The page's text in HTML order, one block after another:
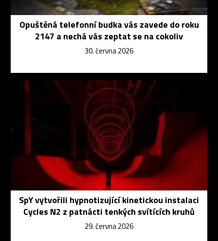
Opuštěná telefonní budka vás zavede do roku
2147 a nechá vás zeptat se na cokoliv
30. června 2026
SpY vytvořili hypnotizující kinetickou instalaci
Cycles N2 z patnácti tenkých svítících kruhů
29. června 2026